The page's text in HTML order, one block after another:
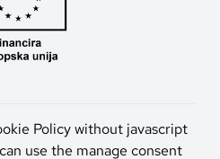
Policy without javascript
use the manage consent